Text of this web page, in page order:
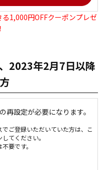
1,000円OFFクーポンプレゼ
2023年2月7日以降
再設定が必要になります。
ご登録いただいていた方は、こ
てください。
要です。